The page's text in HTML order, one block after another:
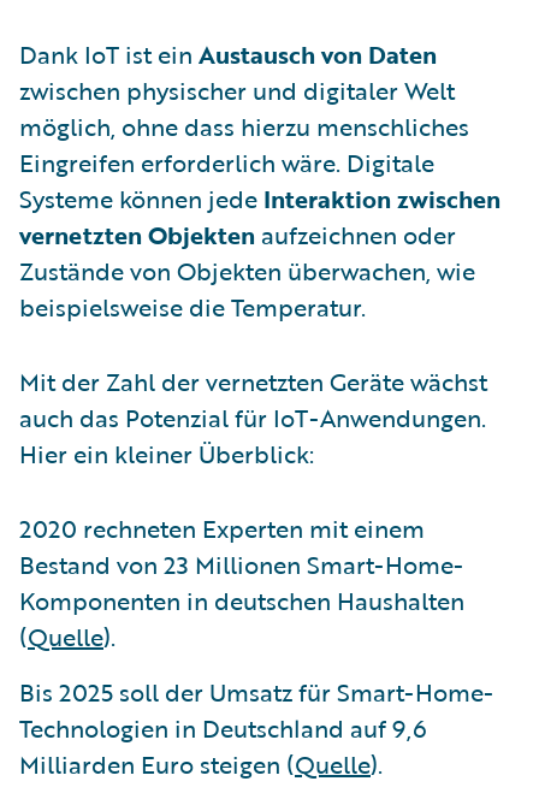
Dank IoT ist ein Austausch von Daten
zwischen physischer und digitaler Welt
möglich, ohne dass hierzu menschliches
Eingreifen erforderlich wäre. Digitale
Systeme können jede Interaktion zwischen
vernetzten Objekten aufzeichnen oder
Zustände von Objekten überwachen, wie
beispielsweise die Temperatur.
Mit der Zahl der vernetzten Geräte wächst
auch das Potenzial für IoT-Anwendungen.
Hier ein kleiner Überblick:
2020 rechneten Experten mit einem
Bestand von 23 Millionen Smart-Home-
Komponenten in deutschen Haushalten
(Quelle).
Bis 2025 soll der Umsatz für Smart-Home-
Technologien in Deutschland auf 9,6
Milliarden Euro steigen (Quelle).